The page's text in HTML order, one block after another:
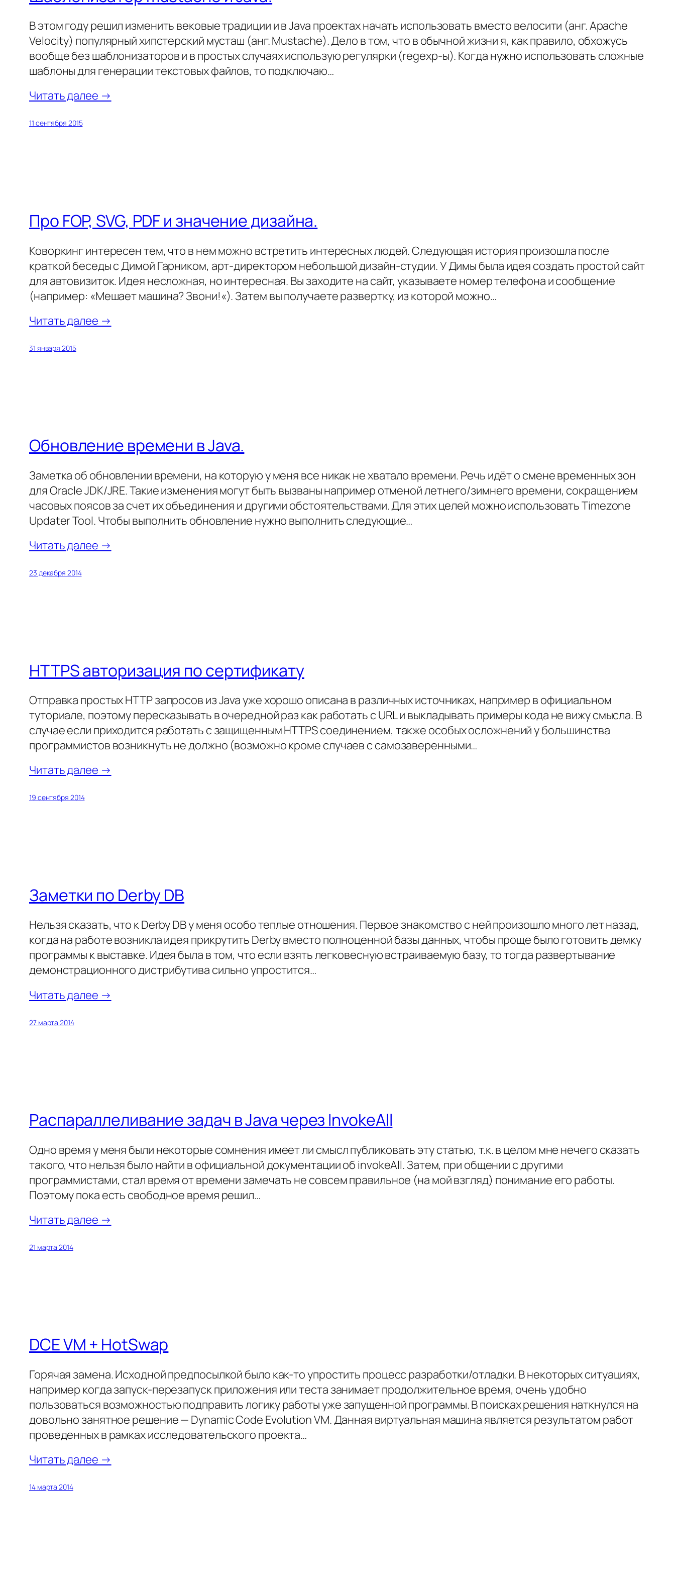
В этом году решил изменить вековые традиции и в Java проектах начать использовать вместо велосити (анг. Apache
Velocity) популярный хипстерский мусташ (анг. Mustache). Дело в том, что в обычной жизни я, как правило, обхожусь
вообще без шаблонизаторов и в простых случаях использую регулярки (regexp-ы). Когда нужно использовать сложные
шаблоны для генерации текстовых файлов, то подключаю…
Читать далее →
11 сентября 2015
Про FOP, SVG, PDF и значение дизайна.
Коворкинг интересен тем, что в нем можно встретить интересных людей. Следующая история произошла после
краткой беседы с Димой Гарником, арт-директором небольшой дизайн-студии. У Димы была идея создать простой сайт
для автовизиток. Идея несложная, но интересная. Вы заходите на сайт, указываете номер телефона и сообщение
(например: «Мешает машина? Звони!«). Затем вы получаете развертку, из которой можно…
Читать далее →
31 января 2015
Обновление времени в Java.
Заметка об обновлении времени, на которую у меня все никак не хватало времени. Речь идёт о смене временных зон
для Oracle JDK/JRE. Такие изменения могут быть вызваны например отменой летнего/зимнего времени, сокращением
часовых поясов за счет их объединения и другими обстоятельствами. Для этих целей можно использовать Timezone
Updater Tool. Чтобы выполнить обновление нужно выполнить следующие…
Читать далее →
23 декабря 2014
HTTPS авторизация по сертификату
Отправка простых HTTP запросов из Java уже хорошо описана в различных источниках, например в официальном
туториале, поэтому пересказывать в очередной раз как работать с URL и выкладывать примеры кода не вижу смысла. В
случае если приходится работать с защищенным HTTPS соединением, также особых осложнений у большинства
программистов возникнуть не должно (возможно кроме случаев с самозаверенными…
Читать далее →
19 сентября 2014
Заметки по Derby DB
Нельзя сказать, что к Derby DB у меня особо теплые отношения. Первое знакомство с ней произошло много лет назад,
когда на работе возникла идея прикрутить Derby вместо полноценной базы данных, чтобы проще было готовить демку
программы к выставке. Идея была в том, что если взять легковесную встраиваемую базу, то тогда развертывание
демонстрационного дистрибутива сильно упростится…
Читать далее →
27 марта 2014
Распараллеливание задач в Java через InvokeAll
Одно время у меня были некоторые сомнения имеет ли смысл публиковать эту статью, т.к. в целом мне нечего сказать
такого, что нельзя было найти в официальной документации об invokeAll. Затем, при общении с другими
программистами, стал время от времени замечать не совсем правильное (на мой взгляд) понимание его работы.
Поэтому пока есть свободное время решил…
Читать далее →
21 марта 2014
DCE VM + HotSwap
Горячая замена. Исходной предпосылкой было как-то упростить процесс разработки/отладки. В некоторых ситуациях,
например когда запуск-перезапуск приложения или теста занимает продолжительное время, очень удобно
пользоваться возможностью подправить логику работы уже запущенной программы. В поисках решения наткнулся на
довольно занятное решение — Dynamic Code Evolution VM. Данная виртуальная машина является результатом работ
проведенных в рамках исследовательского проекта…
Читать далее →
14 марта 2014